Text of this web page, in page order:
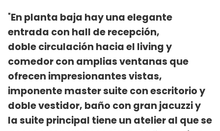
"En planta baja hay una elegante
entrada con hall de recepción,
doble circulación hacia el living y
comedor con amplias ventanas que
ofrecen impresionantes vistas,
imponente master suite con escritorio y
doble vestidor, baño con gran jacuzzi y
la suite principal tiene un atelier al que se